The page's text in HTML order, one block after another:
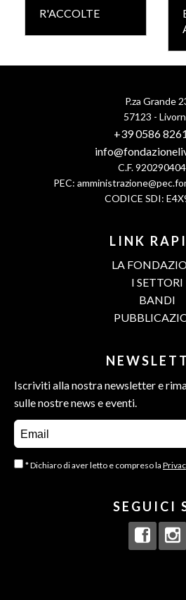
R'ACCOLTE
P.za Grande
57123 -
+39 0586
C.F.
PEC:
CODICE SDI:
LINK
LA
I SETTORI
BANDI
Iscriviti alla nostra newsletter e
sulle nostre news e eventi.
* Dichiaro di aver letto e compreso la
SEGUICI